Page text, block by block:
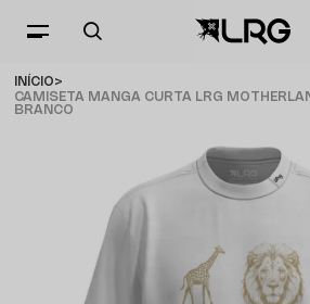
INÍCIO
CAMISETA MANGA CURTA LRG
BRANCO